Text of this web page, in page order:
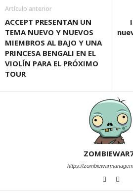
Artículo anterior
ACCEPT PRESENTAN UN
TEMA NUEVO Y NUEVOS
MIEMBROS AL BAJO Y UNA
PRINCESA BENGALI EN EL
VIOLÍN PARA EL PRÓXIMO
TOUR
https://